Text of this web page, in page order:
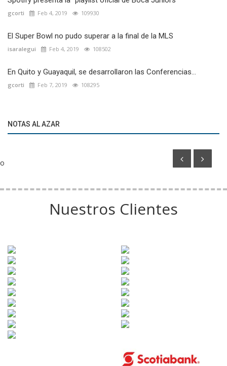
gcorti Feb 4, 2019 109930
El Super Bowl no pudo superar a la final de la MLS
isaralegui Feb 4, 2019 108502
En Quito y Guayaquil, se desarrollaron las Conferencias...
gcorti Feb 7, 2019 108295
NOTAS AL AZAR
gracias a McDonalds
o
Nuestros Clientes